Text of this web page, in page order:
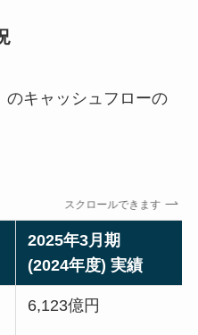
のキャッシュフローの
スクロールできます
2025年3月期
(2024年度) 実績
6,123億円